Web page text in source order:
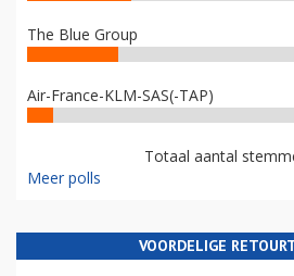
The Blue Group
Air-France-KLM-SAS(-TAP)
Totaal aantal
Meer polls
VOORDELIGE